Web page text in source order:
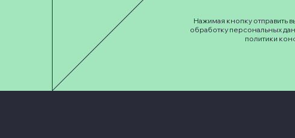
Нажимая кнопку отправить
обработку персональных
политики